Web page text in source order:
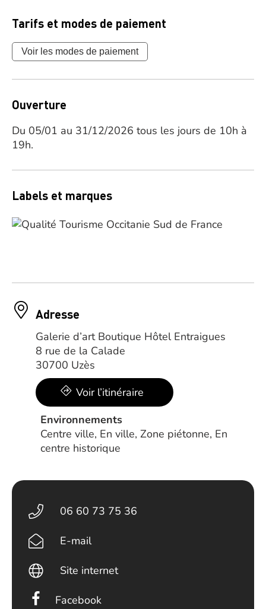
Tarifs et modes de paiement
Voir les modes de paiement
Ouverture
Du 05/01 au 31/12/2026 tous les jours de 10h à
19h.
Labels et marques
Adresse
Galerie d’art Boutique Hôtel Entraigues
8 rue de la Calade
30700 Uzès
Voir l’itinéraire
Environnements
Centre ville, En ville, Zone piétonne, En
centre historique
06 60 73 75 36
E-mail
Site internet
Facebook